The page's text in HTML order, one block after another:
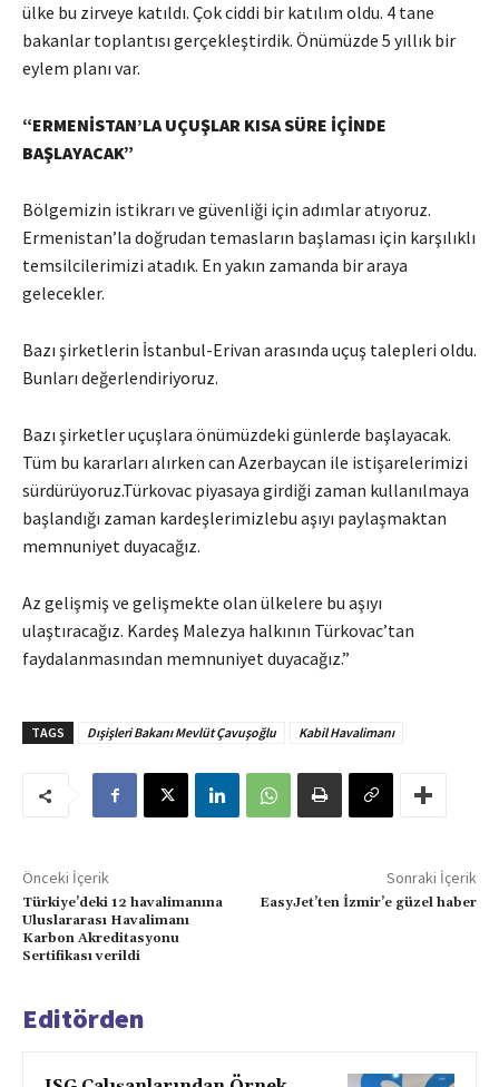
ülke bu zirveye katıldı. Çok ciddi bir katılım oldu. 4 tane
bakanlar toplantısı gerçekleştirdik. Önümüzde 5 yıllık bir
eylem planı var.
“ERMENİSTAN’LA UÇUŞLAR KISA SÜRE İÇİNDE
BAŞLAYACAK”
Bölgemizin istikrarı ve güvenliği için adımlar atıyoruz.
Ermenistan’la doğrudan temasların başlaması için karşılıklı
temsilcilerimizi atadık. En yakın zamanda bir araya
gelecekler.
Bazı şirketlerin İstanbul-Erivan arasında uçuş talepleri oldu.
Bunları değerlendiriyoruz.
Bazı şirketler uçuşlara önümüzdeki günlerde başlayacak.
Tüm bu kararları alırken can Azerbaycan ile istişarelerimizi
sürdürüyoruz.Türkovac piyasaya girdiği zaman kullanılmaya
başlandığı zaman kardeşlerimizlebu aşıyı paylaşmaktan
memnuniyet duyacağız.
Az gelişmiş ve gelişmekte olan ülkelere bu aşıyı
ulaştıracağız. Kardeş Malezya halkının Türkovac’tan
faydalanmasından memnuniyet duyacağız.”
TAGS Dışişleri Bakanı Mevlüt Çavuşoğlu Kabil Havalimanı
Önceki İçerik
Türkiye’deki 12 havalimanına
Uluslararası Havalimanı
Karbon Akreditasyonu
Sertifikası verildi
Sonraki İçerik
EasyJet’ten İzmir’e güzel haber
Editörden